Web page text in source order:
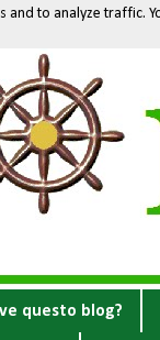
questo blog?
and to analyze traffic.